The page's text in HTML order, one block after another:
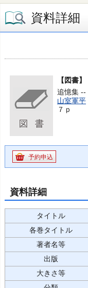
資料詳細
【図書】
追憶集 --
山室軍平
７ｐ
予約申込
資料詳細
タイトル
各巻タイトル
著者名等
出版
大きさ等